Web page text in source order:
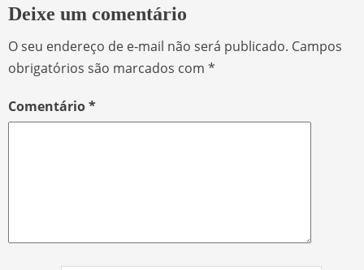
Deixe um comentário
O seu endereço de e-mail não será publicado. Campos
obrigatórios são marcados com *
Comentário*